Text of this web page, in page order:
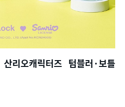
리오캐릭터즈 텀블러·보틀